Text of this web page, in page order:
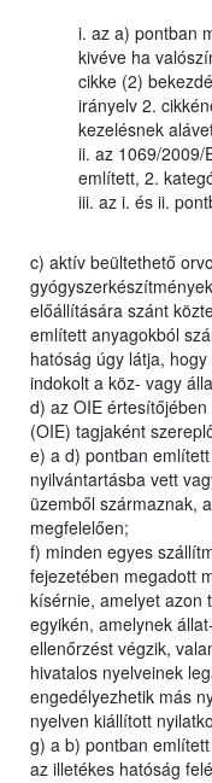
i. az a) pontban
kivéve ha
cikke (2)
irányelv 2.
kezelésnek
ii. az 1069/2009/
említett, 2.
iii. az i. és ii.
c) aktív beültethető
előállítására szánt
említett anyagokból
hatóság úgy látja,
indokolt a köz- vagy
d) az OIE
(OIE) tagjaként
e) a d) pontban
nyilvántartásba vett
üzemből származnak,
megfelelően;
f) minden egyes
fejezetében megadott
kísérnie, amelyet azon
egyikén, amelynek
ellenőrzést végzik,
hivatalos nyelveinek
engedélyezhetik más
nyelven kiállított
g) a b) pontban
az illetékes hatóság